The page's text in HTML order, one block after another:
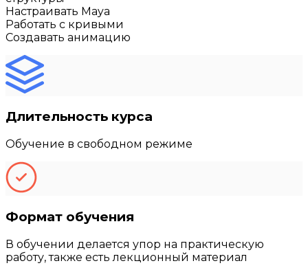
Настраивать Maya
Работать с кривыми
Создавать анимацию
Длительность курса
Обучение в свободном режиме
Формат обучения
В обучении делается упор на практическую
работу, также есть лекционный материал